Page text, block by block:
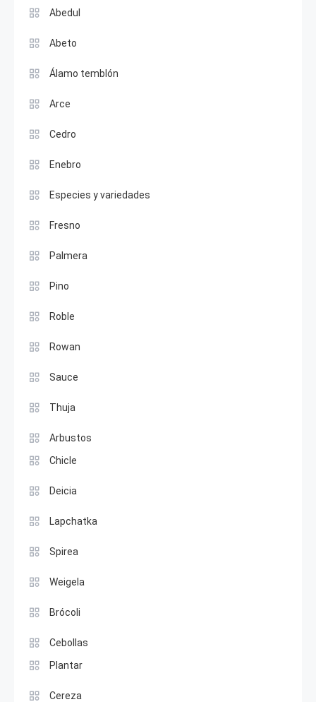
Abedul
Abeto
Álamo temblón
Arce
Cedro
Enebro
Especies y variedades
Fresno
Palmera
Pino
Roble
Rowan
Sauce
Thuja
Arbustos
Chicle
Deicia
Lapchatka
Spirea
Weigela
Brócoli
Cebollas
Plantar
Cereza